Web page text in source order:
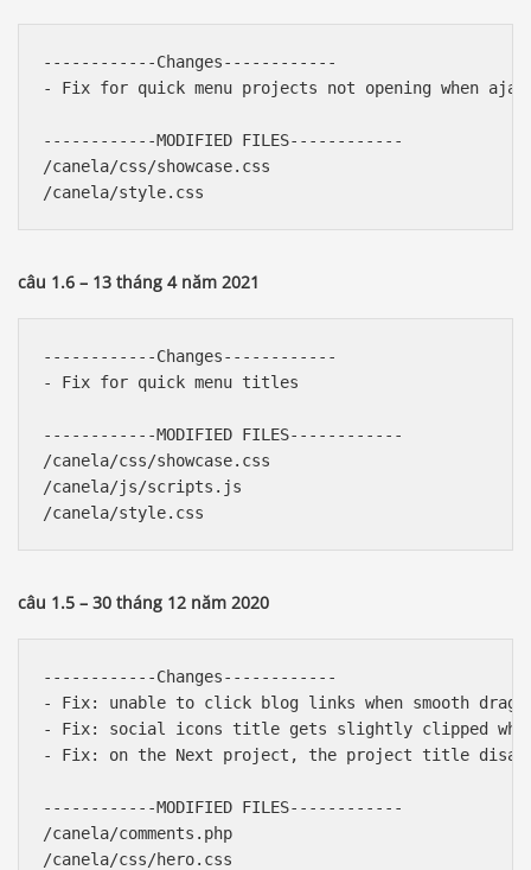
------------Changes------------
- Fix for quick menu projects not opening when
------------MODIFIED FILES------------
/canela/css/showcase.css
câu 1.6 – 13 tháng 4 năm 2021
------------Changes------------
- Fix for quick menu titles
------------MODIFIED FILES------------
/canela/css/showcase.css
/canela/js/scripts.js
câu 1.5 – 30 tháng 12 năm 2020
------------Changes------------
- Fix: unable to click blog links when smooth drag
- Fix: social icons title gets slightly clipped when
- Fix: on the Next project, the project title
------------MODIFIED FILES------------
/canela/comments.php
/canela/css/hero.css